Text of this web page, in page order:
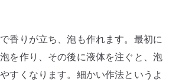
香りが立ち、泡も作れます。最初に
を作り、その後に液体を注ぐと、泡
すくなります。細かい作法というよ